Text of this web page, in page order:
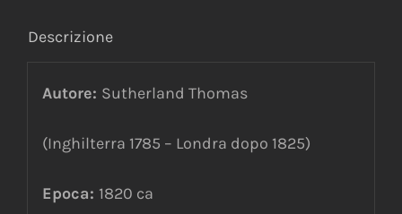
Descrizione
Autore: Sutherland Thomas
(Inghilterra 1785 – Londra dopo 1825)
Epoca: 1820 ca